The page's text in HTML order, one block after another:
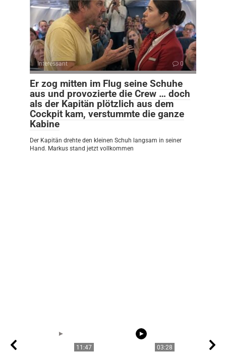
Interessant 0
Er zog mitten im Flug seine Schuhe
aus und provozierte die Crew … doch
als der Kapitän plötzlich aus dem
Cockpit kam, verstummte die ganze
Kabine
Der Kapitän drehte den kleinen Schuh langsam in seiner
Hand. Markus stand jetzt vollkommen
11:47 03:28